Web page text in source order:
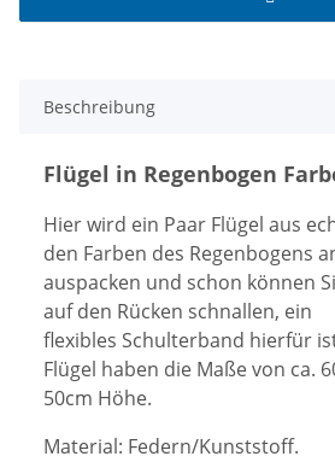
Beschreibung
Flügel in Regenbogen
Hier wird ein Paar Flügel aus
den Farben des Regenbogens
auspacken und schon können
auf den Rücken schnallen, ein
flexibles Schulterband hierfür
Flügel haben die Maße von ca.
50cm Höhe.
Material: Federn/Kunststoff.